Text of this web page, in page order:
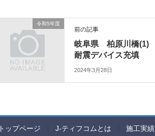
令和5年度
前の記事
岐阜県 柏原川橋(1)
耐震デバイス充填
2024年3月28日
トップページ J-ティフコムとは 施工実績